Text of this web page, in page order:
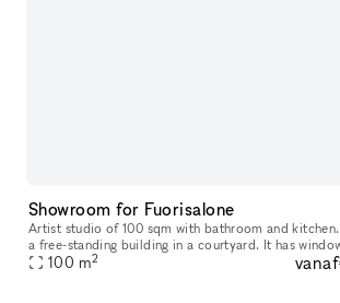
Showroom for Fuorisalone
Artist studio of 100 sqm with bathroom and kitchen. The space is half of
a free-standing building in a courtyard. It has
and an independent
100 m2 vanaf